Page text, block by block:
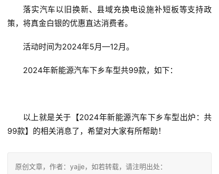
落实汽车以旧换新、县域充换电设施补短板等支持政
策，将真金白银的优惠直达消费者。
活动时间为2024年5月—12月。
2024年新能源汽车下乡车型共99款，如下：
以上就是关于【2024年新能源汽车下乡车型出炉：共
99款】的相关消息了，希望对大家有所帮助！
原创文章，作者：yajje，如若转载，请注明出处：